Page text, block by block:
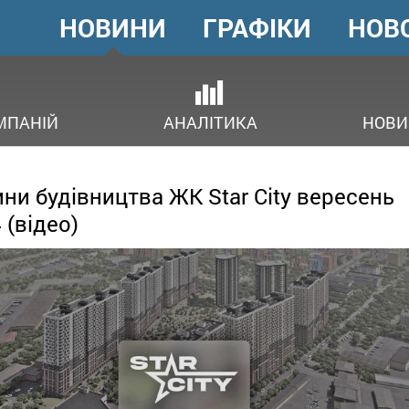
ГОЛОВНЕ
МЕНЮ
НОВИНИ
АНАЛІТИКА
ГРАФІКИ
будівництва ЖК Star City вересень